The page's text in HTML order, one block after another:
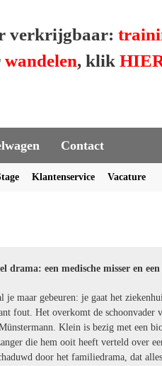
verkrijgbaar:
wandelen, klik
Contact
Klantenservice Vacature
drama: een medische misser en
je maar gebeuren: je gaat het
fout. Het overkomt de schoonvader
Klein is bezig met een
die hem ooit heeft verteld over
door het familiedrama, dat